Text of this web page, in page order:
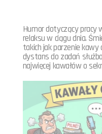
Humor dotyczący pracy
relaksu w ciągu dnia.
takich jak parzenie
dystans do zadań
najwięcej kawałów o